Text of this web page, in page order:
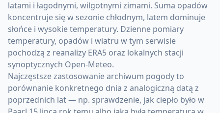
latami i łagodnymi, wilgotnymi zimami. Suma opadów
koncentruje się w sezonie chłodnym, latem dominuje
słońce i wysokie temperatury. Dzienne pomiary
temperatury, opadów i wiatru w tym serwisie
pochodzą z reanalizy ERA5 oraz lokalnych stacji
synoptycznych Open-Meteo.
Najczęstsze zastosowanie archiwum pogody to
porównanie konkretnego dnia z analogiczną datą z
poprzednich lat — np. sprawdzenie, jak ciepło było w